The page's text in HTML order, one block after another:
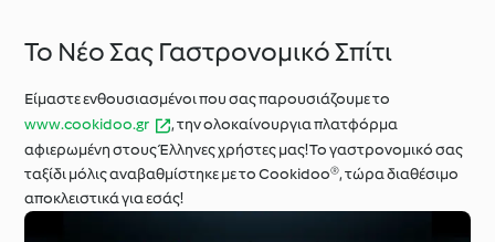
Το Νέο Σας Γαστρονομικό Σπίτι
Είμαστε ενθουσιασμένοι που σας παρουσιάζουμε το
www.cookidoo.gr
, την ολοκαίνουργια πλατφόρμα
αφιερωμένη στους Έλληνες χρήστες μας! Το γαστρονομικό σας
ταξίδι μόλις αναβαθμίστηκε με το Cookidoo®, τώρα διαθέσιμο
αποκλειστικά για εσάς!